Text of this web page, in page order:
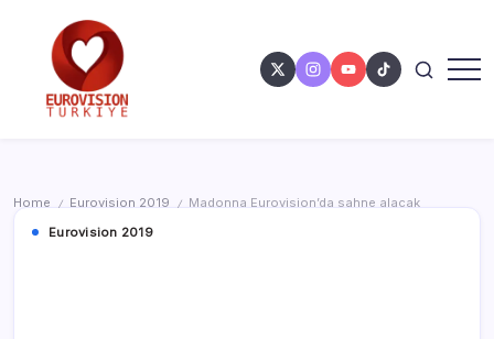
Home / Eurovision 2019 /
Madonna Eurovision’da sahne alacak
Eurovision 2019